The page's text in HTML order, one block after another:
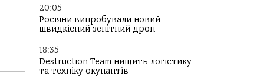
20:05
Росіяни випробували новий
швидкісний зенітний дрон
18:35
Destruction Team нищить логістику
та техніку окупантів